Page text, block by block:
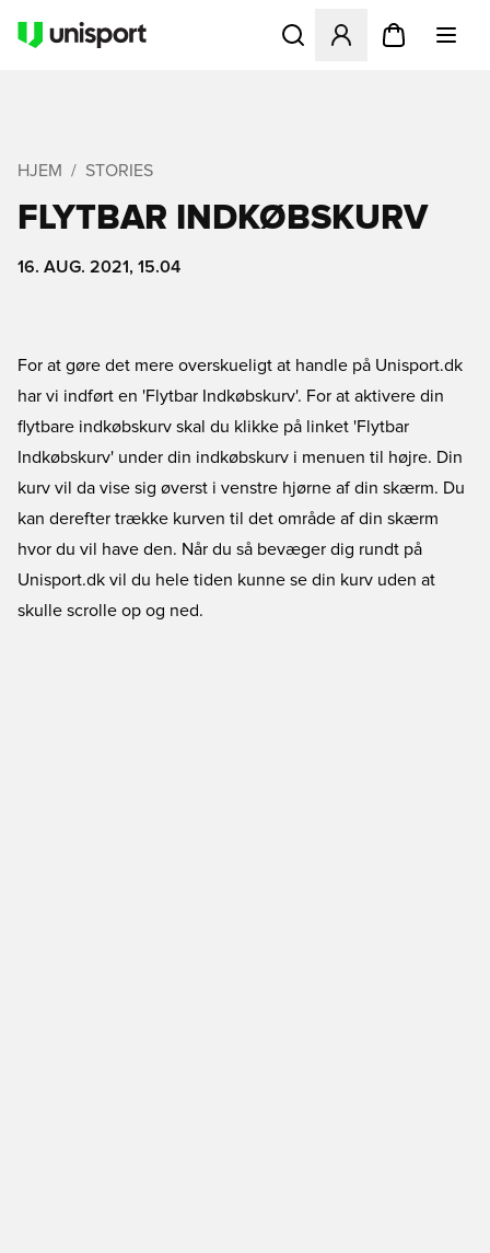
Åbner en Modal til at
HJEM STORIES
FLYTBAR INDKØBSKURV
16. AUG. 2021, 15.04
For at gøre det mere overskueligt at handle på Unisport.dk
har vi indført en 'Flytbar Indkøbskurv'. For at aktivere din
flytbare indkøbskurv skal du klikke på linket 'Flytbar
Indkøbskurv' under din indkøbskurv i menuen til højre. Din
kurv vil da vise sig øverst i venstre hjørne af din skærm. Du
kan derefter trække kurven til det område af din skærm
hvor du vil have den. Når du så bevæger dig rundt på
Unisport.dk vil du hele tiden kunne se din kurv uden at
skulle scrolle op og ned.